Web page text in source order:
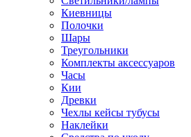
Киевницы
Полочки
Шары
Треугольники
Комплекты аксессуаров
Часы
Кии
Древки
Чехлы кейсы тубусы
Наклейки